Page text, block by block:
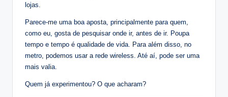
lojas.
Parece-me uma boa aposta, principalmente para quem,
como eu, gosta de pesquisar onde ir, antes de ir. Poupa
tempo e tempo é qualidade de vida. Para além disso, no
metro, podemos usar a rede wireless. Até aí, pode ser uma
mais valia.
Quem já experimentou? O que acharam?